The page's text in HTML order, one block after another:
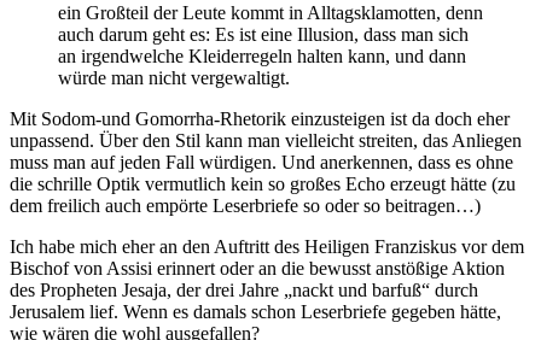
ein Großteil der Leute kommt in Alltagsklamotten, denn
auch darum geht es: Es ist eine Illusion, dass man sich
an irgendwelche Kleiderregeln halten kann, und dann
würde man nicht vergewaltigt.
Mit Sodom-und Gomorrha-Rhetorik einzusteigen ist da doch eher
unpassend. Über den Stil kann man vielleicht streiten, das Anliegen
muss man auf jeden Fall würdigen. Und anerkennen, dass es ohne
die schrille Optik vermutlich kein so großes Echo erzeugt hätte (zu
dem freilich auch empörte Leserbriefe so oder so beitragen…)
Ich habe mich eher an den Auftritt des Heiligen Franziskus vor dem
Bischof von Assisi erinnert oder an die bewusst anstößige Aktion
des Propheten Jesaja, der drei Jahre „nackt und barfuß“ durch
Jerusalem lief. Wenn es damals schon Leserbriefe gegeben hätte,
wie wären die wohl ausgefallen?